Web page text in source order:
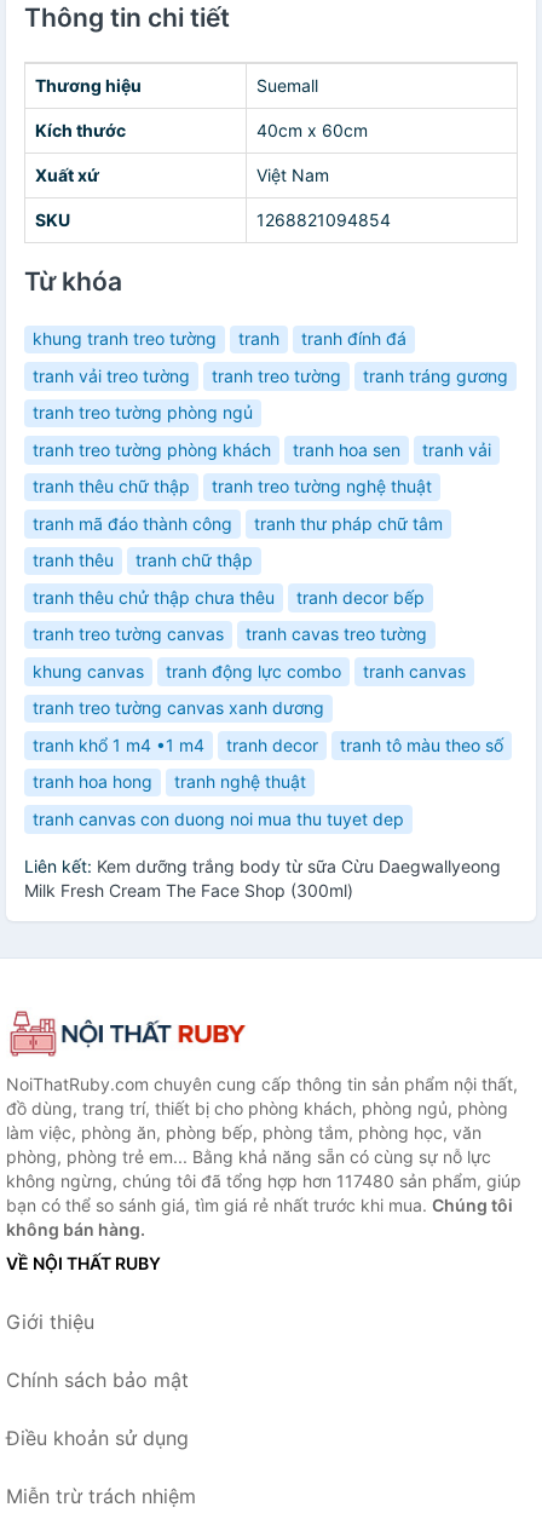
Thông tin chi tiết
Thương hiệu Suemall
Kích thước 40cm x 60cm
Xuất xứ Việt Nam
SKU 1268821094854
Từ khóa
khung tranh treo tường tranh
tranh đính đá
tranh vải treo tường
tranh treo tường
tranh tráng gương
tranh treo tường phòng ngủ
tranh treo tường phòng khách
tranh hoa sen
tranh vải
tranh thêu chữ thập
tranh treo tường nghệ thuật
tranh mã đáo thành công
tranh thư pháp chữ tâm
tranh thêu
tranh chữ thập
tranh thêu chử thập chưa thêu
tranh decor bếp
tranh treo tường canvas
tranh cavas treo tường
khung canvas
tranh động lực combo
tranh canvas
tranh treo tường canvas xanh dương
tranh khổ 1 m4 •1 m4
tranh decor
tranh tô màu theo số
tranh hoa hong
tranh nghệ thuật
tranh canvas con duong noi mua thu tuyet dep
Liên kết: Kem dưỡng trắng body từ sữa Cừu Daegwallyeong
Milk Fresh Cream The Face Shop (300ml)
NoiThatRuby.com chuyên cung cấp thông tin sản phẩm nội thất,
đồ dùng, trang trí, thiết bị cho phòng khách, phòng ngủ, phòng
làm việc, phòng ăn, phòng bếp, phòng tắm, phòng học, văn
phòng, phòng trẻ em... Bằng khả năng sẵn có cùng sự nỗ lực
không ngừng, chúng tôi đã tổng hợp hơn 117480 sản phẩm, giúp
bạn có thể so sánh giá, tìm giá rẻ nhất trước khi mua. Chúng tôi
không bán hàng.
VỀ NỘI THẤT RUBY
Giới thiệu
Chính sách bảo mật
Điều khoản sử dụng
Miễn trừ trách nhiệm